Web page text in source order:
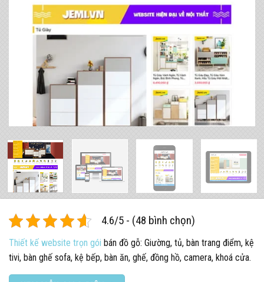
4.6/5 - (48 bình chọn)
Thiết kế website trọn gói bán đồ gỗ: Giường, tủ, bàn trang điểm, kệ
tivi, bàn ghế sofa, kệ bếp, bàn ăn, ghế, đồng hồ, camera, khoá cửa.